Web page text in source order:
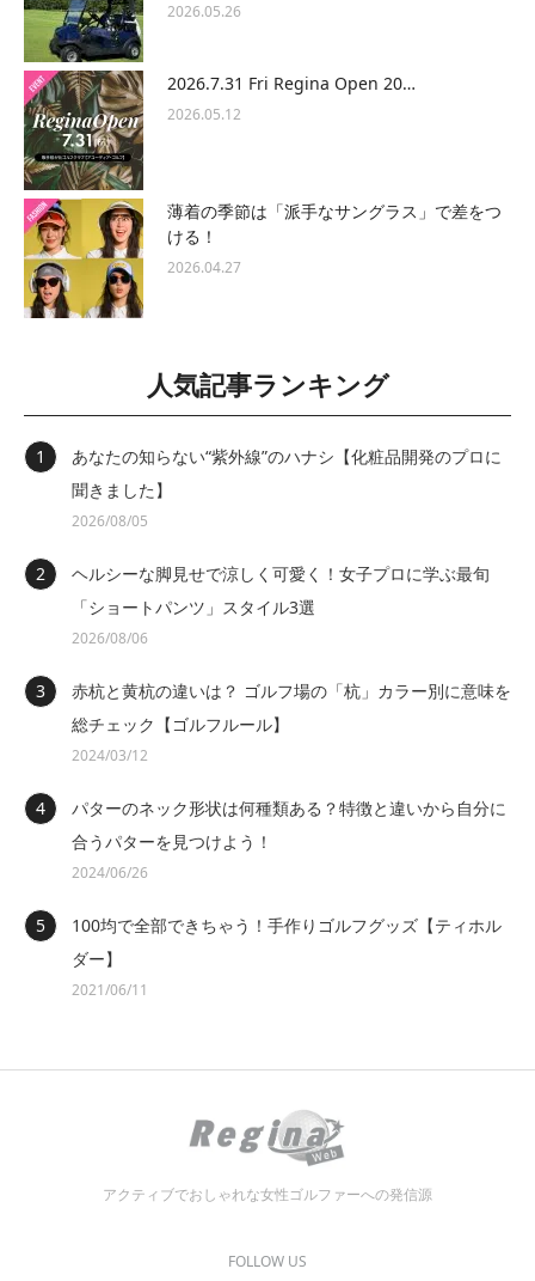
2026.05.26
2026.7.31 Fri Regina Open 20…
2026.05.12
薄着の季節は「派手なサングラス」で差をつ
ける！
2026.04.27
人気記事ランキング
あなたの知らない“紫外線”のハナシ【化粧品開発のプロに
聞きました】
2026/08/05
ヘルシーな脚見せで涼しく可愛く！女子プロに学ぶ最旬
「ショートパンツ」スタイル3選
2026/08/06
赤杭と黄杭の違いは？ ゴルフ場の「杭」カラー別に意味を
総チェック【ゴルフルール】
2024/03/12
パターのネック形状は何種類ある？特徴と違いから自分に
合うパターを見つけよう！
2024/06/26
100均で全部できちゃう！手作りゴルフグッズ【ティホル
ダー】
2021/06/11
アクティブでおしゃれな女性ゴルファーへの発信源
FOLLOW US